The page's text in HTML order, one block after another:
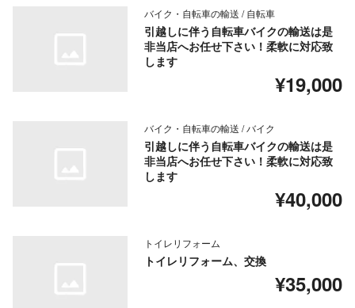
バイク・自転車の輸送 / 自転車
引越しに伴う自転車バイクの輸送は是
非当店へお任せ下さい！柔軟に対応致
します
¥19,000
バイク・自転車の輸送 / バイク
引越しに伴う自転車バイクの輸送は是
非当店へお任せ下さい！柔軟に対応致
します
¥40,000
トイレリフォーム
トイレリフォーム、交換
¥35,000